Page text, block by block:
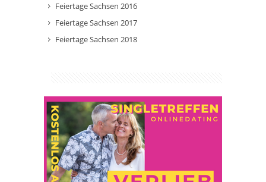
Feiertage Sachsen 2016
Feiertage Sachsen 2017
Feiertage Sachsen 2018